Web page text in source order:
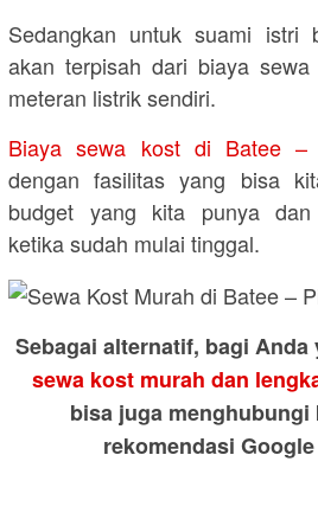
Sedangkan untuk suami istri
akan terpisah dari biaya
meteran listrik sendiri.
Biaya sewa kost di Batee –
dengan fasilitas yang bisa
budget yang kita punya dan
ketika sudah mulai tinggal.
Sebagai alternatif, bagi
sewa kost murah dan
bisa juga
rekomendasi